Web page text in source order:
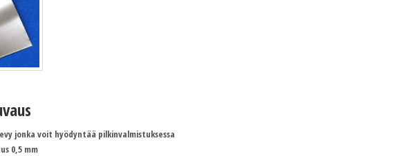
jonka voit hyödyntää pilkinvalmistuksessa
0,5 mm